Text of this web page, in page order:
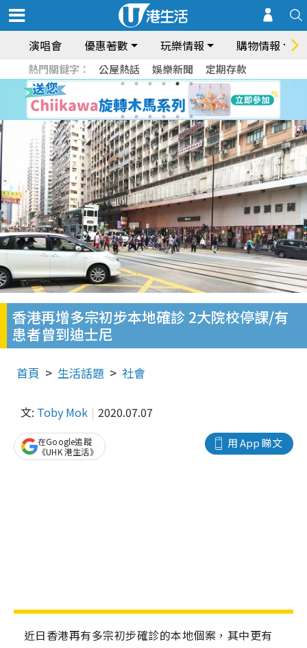
演唱會 優惠著數 玩樂情報 購物情報
熱門關鍵字： 公屋熱話 娛樂新聞 定期存款
香港再增多宗初步本地確診 2大院校停課/有
患者曾到迪士尼
首頁 生活話題 社會
文: Toby Mok 2020.07.07
用 App 睇文
在Google追蹤
《UHK 港生活》
近日香港再有多宗初步確診的本地個案，其中更有